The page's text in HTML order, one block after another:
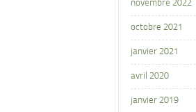
novembre 2022
octobre 2021
janvier 2021
avril 2020
janvier 2019